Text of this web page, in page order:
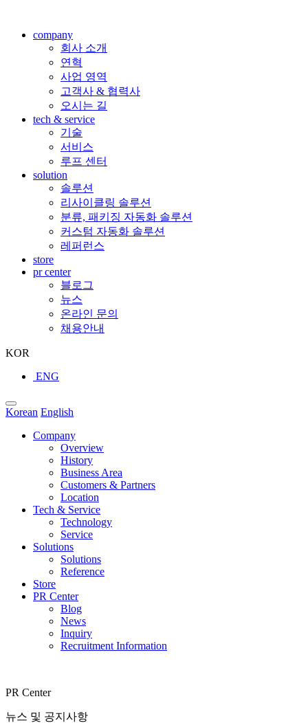
company
회사 소개
연혁
사업 영역
고객사 & 협력사
오시는 길
tech & service
기술
서비스
루프 센터
solution
솔루션
리사이클링 솔루션
분류, 패키징 자동화 솔루션
커스텀 자동화 솔루션
레퍼런스
store
pr center
블로그
뉴스
온라인 문의
채용안내
KOR
ENG
Korean English
Company
Overview
History
Business Area
Customers & Partners
Location
Tech & Service
Technology
Service
Solutions
Solutions
Reference
Store
PR Center
Blog
News
Inquiry
Recruitment Information
PR Center
뉴스 및 공지사항